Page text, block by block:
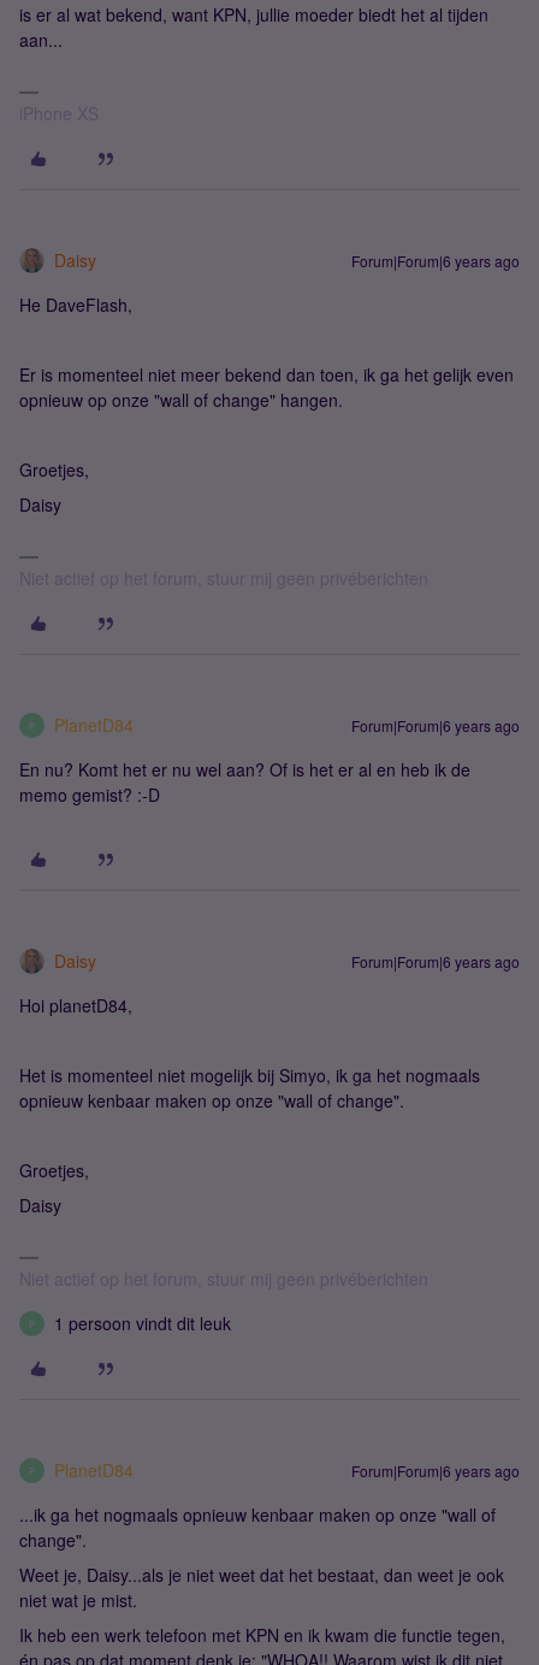
is er al wat bekend, want KPN, jullie moeder biedt het al tijden
aan...
iPhone XS
Daisy Forum|Forum|6 years ago
He DaveFlash,
Er is momenteel niet meer bekend dan toen, ik ga het gelijk even
opnieuw op onze "wall of change" hangen.
Groetjes,
Daisy
Niet actief op het forum, stuur mij geen privéberichten
P PlanetD84 Forum|Forum|6 years ago
En nu? Komt het er nu wel aan? Of is het er al en heb ik de
memo gemist? :-D
Daisy Forum|Forum|6 years ago
Hoi planetD84,
Het is momenteel niet mogelijk bij Simyo, ik ga het nogmaals
opnieuw kenbaar maken op onze "wall of change".
Groetjes,
Daisy
Niet actief op het forum, stuur mij geen privéberichten
P 1 persoon vindt dit leuk
P PlanetD84 Forum|Forum|6 years ago
...ik ga het nogmaals opnieuw kenbaar maken op onze "wall of
change".
Weet je, Daisy...als je niet weet dat het bestaat, dan weet je ook
niet wat je mist.
Ik heb een werk telefoon met KPN en ik kwam die functie tegen,